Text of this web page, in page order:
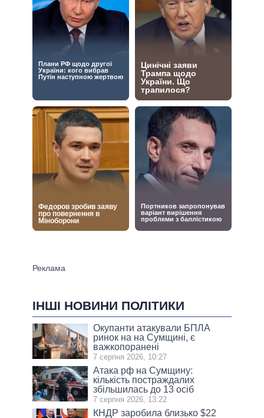
ІНШІ НОВИНИ ПОЛІТИКИ
Окупанти атакували БПЛА
ринок на на Сумщині, є
важкопоранені
7 серпня 2026, 10:27
Атака рф на Сумщину:
кількість постраждалих
збільшилась до 13 осіб
7 серпня 2026, 13:22
КНДР заробила близько $22